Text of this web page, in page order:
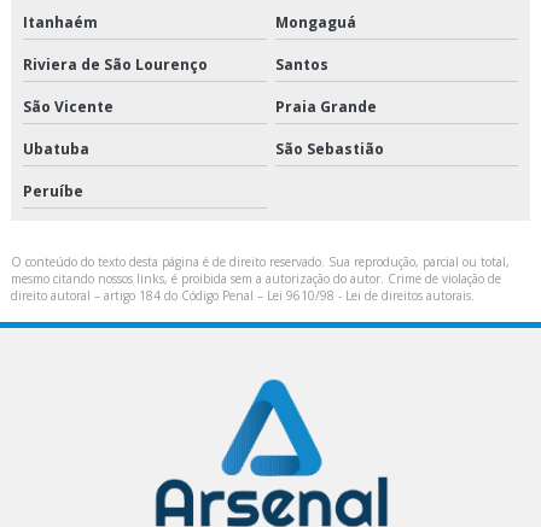
Peças de reposição para elevadores
Plano de manutenção de elevadores
Preço de peças de elevadores
Reforma de cabine elevador
Reforma de elevadores
Relatório de inspeção anual dos elevadores
Restauração de elevador
Itanhaém Mongaguá
Riviera de São Lourenço Santos
São Vicente Praia Grande
Ubatuba São Sebastião
Peruíbe
O conteúdo do texto desta página é de direito reservado. Sua reprodução, parcial ou total,
mesmo citando nossos links, é proibida sem a autorização do autor. Crime de violação de
direito autoral – artigo 184 do Código Penal – Lei 9610/98 - Lei de direitos autorais